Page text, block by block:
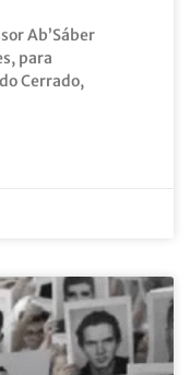
Ab’Sáber
para
Cerrado,